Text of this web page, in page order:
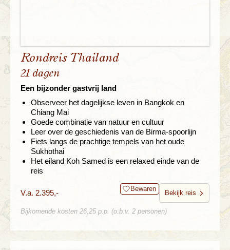
Rondreis Thailand
21 dagen
Een bijzonder gastvrij land
Observeer het dagelijkse leven in Bangkok en
Chiang Mai
Goede combinatie van natuur en cultuur
Leer over de geschiedenis van de Birma-spoorlijn
Fiets langs de prachtige tempels van het oude
Sukhothai
Het eiland Koh Samed is een relaxed einde van de
reis
V.a. 2.395,- Bewaren
Bekijk reis
Bijkomende kosten 26,25 p.p. (o.b.v. 2 personen)